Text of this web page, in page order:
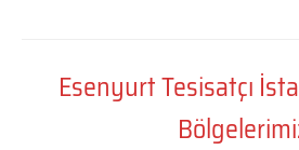
Esenyurt Tesisatçı